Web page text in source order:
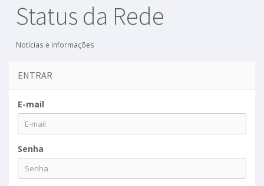
Status da Rede
Notícias e informações
ENTRAR
E-mail
Senha